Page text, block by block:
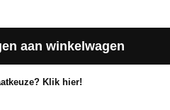
aan winkelwagen
Klik hier!